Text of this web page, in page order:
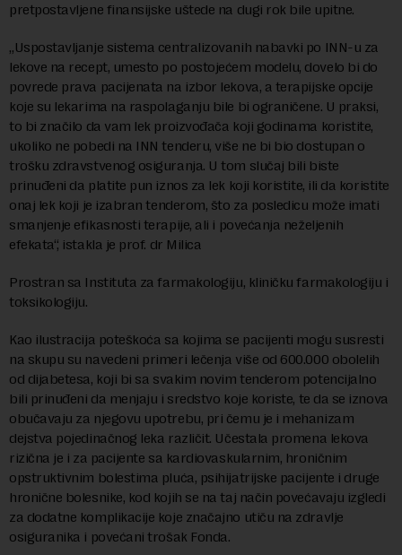
pretpostavljene finansijske uštede na dugi rok bile upitne.
„Uspostavljanje sistema centralizovanih nabavki po INN-u za
lekove na recept, umesto po postojećem modelu, dovelo bi do
povrede prava pacijenata na izbor lekova, a terapijske opcije
koje su lekarima na raspolaganju bile bi ograničene. U praksi,
to bi značilo da vam lek proizvođača koji godinama koristite,
ukoliko ne pobedi na INN tenderu, više ne bi bio dostupan o
trošku zdravstvenog osiguranja. U tom slučaj bili biste
prinuđeni da platite pun iznos za lek koji koristite, ili da koristite
onaj lek koji je izabran tenderom, što za posledicu može imati
smanjenje efikasnosti terapije, ali i povećanja neželjenih
efekata“, istakla je prof. dr Milica
Prostran sa Instituta za farmakologiju, kliničku farmakologiju i
toksikologiju.
Kao ilustracija poteškoća sa kojima se pacijenti mogu susresti
na skupu su navedeni primeri lečenja više od 600.000 obolelih
od dijabetesa, koji bi sa svakim novim tenderom potencijalno
bili prinuđeni da menjaju i sredstvo koje koriste, te da se iznova
obučavaju za njegovu upotrebu, pri čemu je i mehanizam
dejstva pojedinačnog leka različit. Učestala promena lekova
rizična je i za pacijente sa kardiovaskularnim, hroničnim
opstruktivnim bolestima pluća, psihijatrijske pacijente i druge
hronične bolesnike, kod kojih se na taj način povećavaju izgledi
za dodatne komplikacije koje značajno utiču na zdravlje
osiguranika i povećani trošak Fonda.